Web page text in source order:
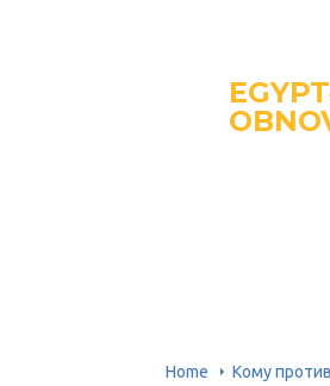
Home Кому